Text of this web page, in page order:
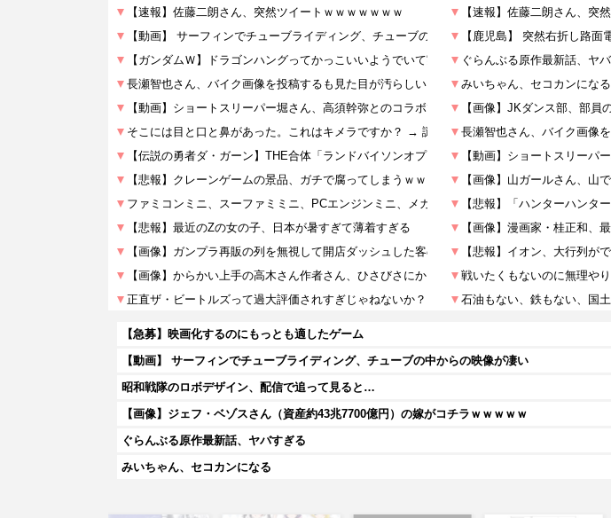
【急募】映画化するのにもっとも適したゲーム
【動画】 サーフィンでチューブライディング、チューブの中からの映像が凄い
昭和戦隊のロボデザイン、配信で追って見ると…
【画像】ジェフ・ベゾスさん（資産約43兆7700億円）の嫁がコチラｗｗｗｗｗ
ぐらんぶる原作最新話、ヤバすぎる
みいちゃん、セコカンになる